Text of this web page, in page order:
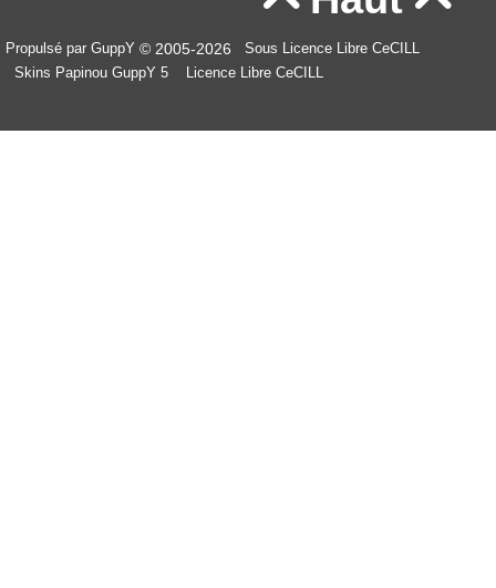
Propulsé par GuppY © 2005-2026
Sous Licence Libre CeCILL
Skins Papinou GuppY 5
Licence Libre CeCILL